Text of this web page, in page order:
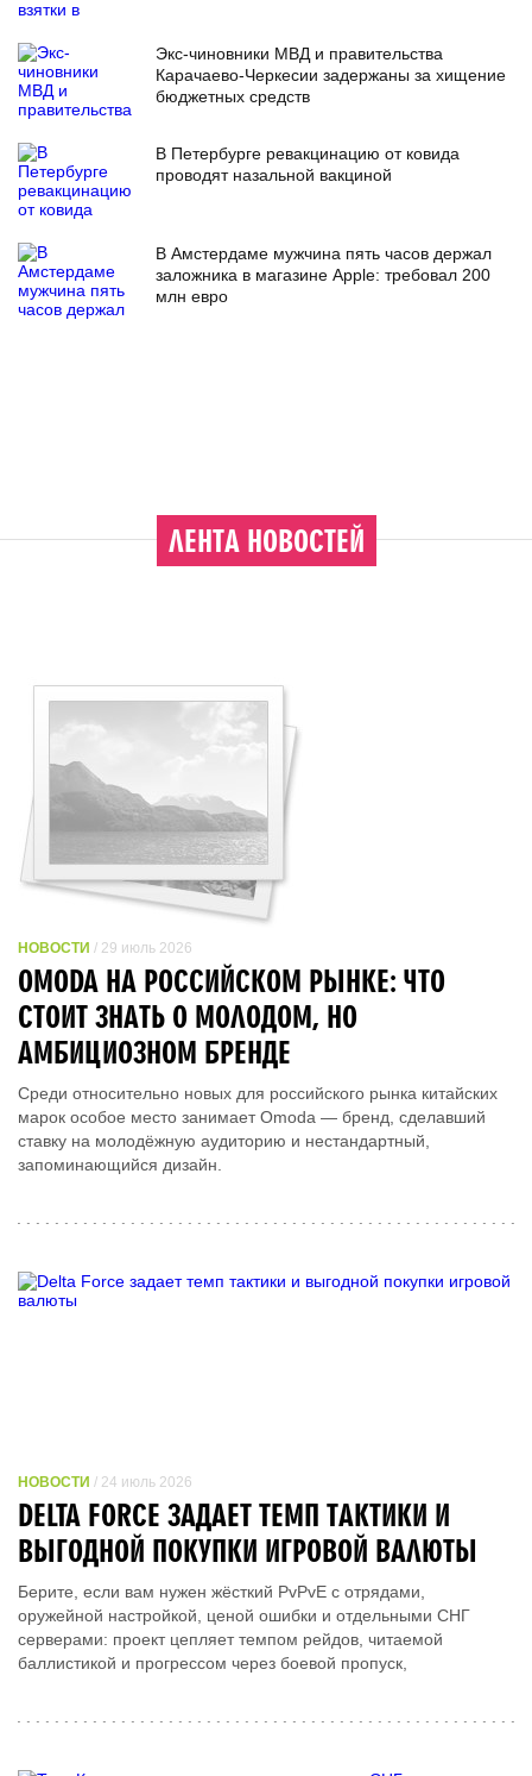
Экс-чиновники МВД и правительства
Карачаево-Черкесии задержаны за хищение
бюджетных средств
В Петербурге ревакцинацию от ковида
проводят назальной вакциной
В Амстердаме мужчина пять часов держал
заложника в магазине Apple: требовал 200
млн евро
ЛЕНТА НОВОСТЕЙ
НОВОСТИ / 29 июль 2026
OMODA НА РОССИЙСКОМ РЫНКЕ: ЧТО
СТОИТ ЗНАТЬ О МОЛОДОМ, НО
АМБИЦИОЗНОМ БРЕНДЕ
Среди относительно новых для российского рынка китайских
марок особое место занимает Omoda — бренд, сделавший
ставку на молодёжную аудиторию и нестандартный,
запоминающийся дизайн.
НОВОСТИ / 24 июль 2026
DELTA FORCE ЗАДАЕТ ТЕМП ТАКТИКИ И
ВЫГОДНОЙ ПОКУПКИ ИГРОВОЙ ВАЛЮТЫ
Берите, если вам нужен жёсткий PvPvE с отрядами,
оружейной настройкой, ценой ошибки и отдельными СНГ
серверами: проект цепляет темпом рейдов, читаемой
баллистикой и прогрессом через боевой пропуск,